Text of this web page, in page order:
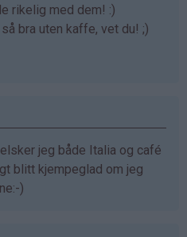
rikelig med dem! :)
bra uten kaffe, vet du! ;)
jeg både Italia og café
blitt kjempeglad om jeg
)